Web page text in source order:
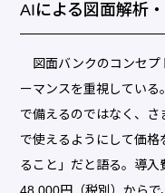
AIによる図面解析
図面バンクのコンセプ
ーマンスを重視してい
で備えるのではなく、
で使えるようにして価
ること」だと語る。導